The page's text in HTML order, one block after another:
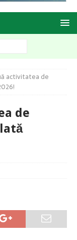
activitatea de
de